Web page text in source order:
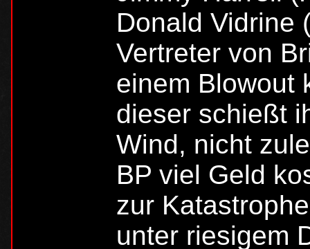
Donald Vidrine
Vertreter von
einem Blowout
dieser schießt
Wind, nicht
BP viel Geld
zur
unter riesigem